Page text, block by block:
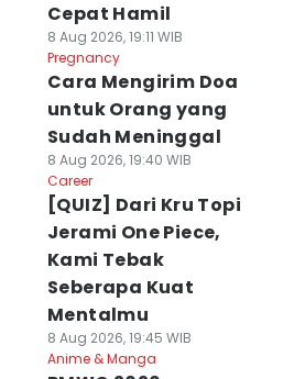
Cepat Hamil
8 Aug 2026, 19:11 WIB
Pregnancy
Cara Mengirim Doa
untuk Orang yang
Sudah Meninggal
8 Aug 2026, 19:40 WIB
Career
[QUIZ] Dari Kru Topi
Jerami One Piece,
Kami Tebak
Seberapa Kuat
Mentalmu
8 Aug 2026, 19:45 WIB
Anime & Manga